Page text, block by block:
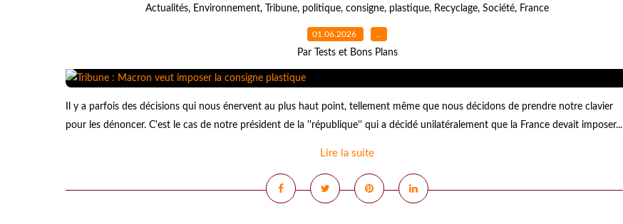
Actualités, Environnement, Tribune, politique, consigne, plastique, Recyclage, Société, France
01.06.2026 …
Par Tests et Bons Plans
Il y a parfois des décisions qui nous énervent au plus haut point, tellement même que nous décidons de prendre notre clavier
pour les dénoncer. C'est le cas de notre président de la ''république'' qui a décidé unilatéralement que la France devait imposer...
Lire la suite